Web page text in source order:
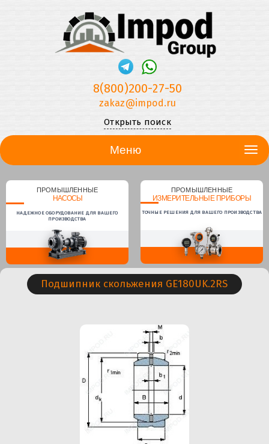
8(800)200-27-50
zakaz@impod.ru
Открыть поиск
Меню
ПРОМЫШЛЕННЫЕ
НАСОСЫ
НАДЕЖНОЕ ОБОРУДОВАНИЕ ДЛЯ ВАШЕГО
ПРОИЗВОДСТВА
ПРОМЫШЛЕННЫЕ
ИЗМЕРИТЕЛЬНЫЕ ПРИБОРЫ
ТОЧНЫЕ РЕШЕНИЯ ДЛЯ ВАШЕГО ПРОИЗВОДСТВА
Подшипник скольжения GE180UK.2RS